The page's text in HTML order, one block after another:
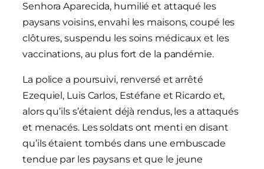
Senhora Aparecida, humilié et attaqué les
paysans voisins, envahi les maisons, coupé les
clôtures, suspendu les soins médicaux et les
vaccinations, au plus fort de la pandémie.
La police a poursuivi, renversé et arrêté
Ezequiel, Luis Carlos, Estéfane et Ricardo et,
alors qu’ils s’étaient déjà rendus, les a attaqués
et menacés. Les soldats ont menti en disant
qu’ils étaient tombés dans une embuscade
tendue par les paysans et que le jeune